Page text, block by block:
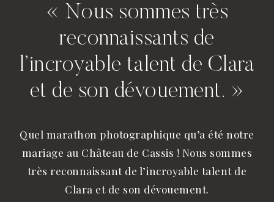
« Nous sommes très
reconnaissants de
l’incroyable talent de Clara
et de son dévouement. »
Quel marathon photographique qu’a été notre
mariage au Château de Cassis ! Nous sommes
très reconnaissant de l’incroyable talent de
Clara et de son dévouement.